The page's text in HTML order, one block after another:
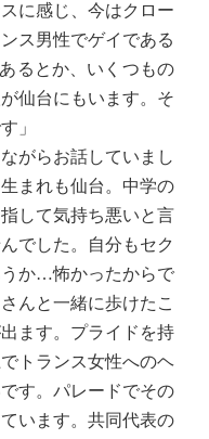
に感じ、今はクロー
ス男性でゲイである
るとか、いくつもの
仙台にもいます。そ
」
がらお話していまし
まれも仙台。中学の
して気持ち悪いと言
でした。自分もセク
か…怖かったからで
んと一緒に歩けたこ
ます。プライドを持
トランス女性へのヘ
す。パレードでその
います。共同代表の